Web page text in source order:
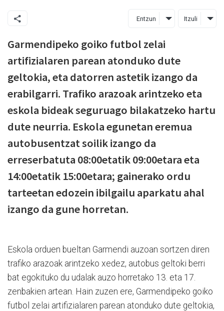
Entzun Itzuli
Garmendipeko goiko futbol zelai
artifizialaren parean atonduko dute
geltokia, eta datorren astetik izango da
erabilgarri. Trafiko arazoak arintzeko eta
eskola bideak seguruago bilakatzeko hartu
dute neurria. Eskola egunetan eremua
autobusentzat soilik izango da
erreserbatuta 08:00etatik 09:00etara eta
14:00etatik 15:00etara; gainerako ordu
tarteetan edozein ibilgailu aparkatu ahal
izango da gune horretan.
Eskola orduen bueltan Garmendi auzoan sortzen diren
trafiko arazoak arintzeko xedez, autobus geltoki berri
bat egokituko du udalak auzo horretako 13. eta 17.
zenbakien artean. Hain zuzen ere, Garmendipeko goiko
futbol zelai artifizialaren parean atonduko dute geltokia,